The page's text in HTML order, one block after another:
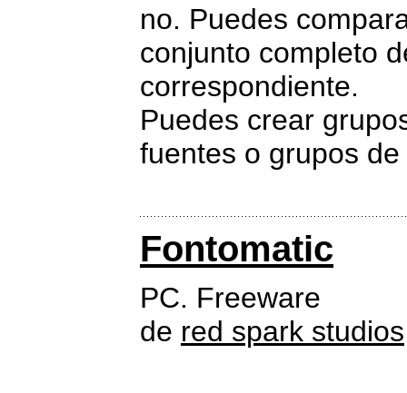
no. Puedes
conjunto completo
correspondiente.
Puedes crear
fuentes o grupos
Fontomatic
PC. Freeware
de red spark studios